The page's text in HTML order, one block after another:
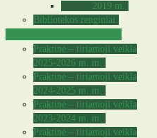
2019 m.
Bibliotekos renginiai
Praktinė – tiriamoji veikla
2025-2026 m. m.
Praktinė – tiriamoji veikla
2024-2025 m. m.
Praktinė – tiriamoji veikla
2023-2024 m. m.
Praktinė – tiriamoji veikla